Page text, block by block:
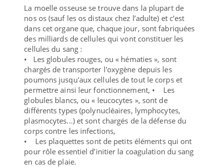
La moelle osseuse se trouve dans la plupart de
nos os (sauf les os distaux chez l’adulte) et c’est
dans cet organe que, chaque jour, sont fabriquées
des milliards de cellules qui vont constituer les
cellules du sang :
• Les globules rouges, ou « hématies », sont
chargés de transporter l'oxygène depuis les
poumons jusqu'aux cellules de tout le corps et
permettre ainsi leur fonctionnement, • Les
globules blancs, ou « leucocytes », sont de
différents types (polynucléaires, lymphocytes,
plasmocytes...) et sont chargés de la défense du
corps contre les infections,
• Les plaquettes sont de petits éléments qui ont
pour rôle essentiel d’initier la coagulation du sang
en cas de plaie.